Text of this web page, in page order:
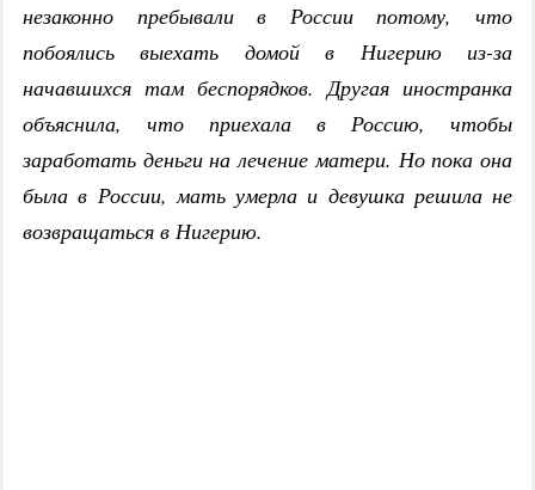
незаконно пребывали в России потому, что
побоялись выехать домой в Нигерию из-за
начавшихся там беспорядков. Другая иностранка
объяснила, что приехала в Россию, чтобы
заработать деньги на лечение матери. Но пока она
была в России, мать умерла и девушка решила не
возвращаться в Нигерию.